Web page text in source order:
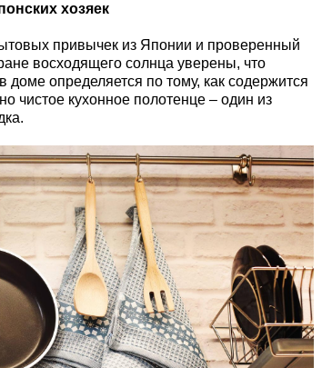
хозяек
привычек из Японии и проверенный
восходящего солнца уверены, что
доме определяется по тому, как содержится
чистое кухонное полотенце – один из